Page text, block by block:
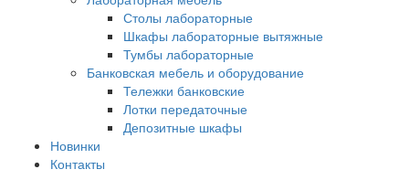
Столы лабораторные
Шкафы лабораторные вытяжные
Тумбы лабораторные
Банковская мебель и оборудование
Тележки банковские
Лотки передаточные
Депозитные шкафы
Новинки
Контакты